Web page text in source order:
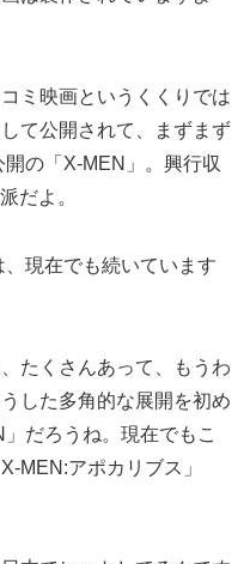
ミ映画というくくりでは
て公開されて、まずまず
の「X-MEN」。興行収
だよ。
現在でも続いています
たくさんあって、もうわ
した多角的な展開を初め
だろうね。現在でもこ
MEN:アポカリブス」